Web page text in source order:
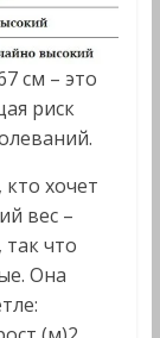
см – это
риск
хочет
вес –
что
Она